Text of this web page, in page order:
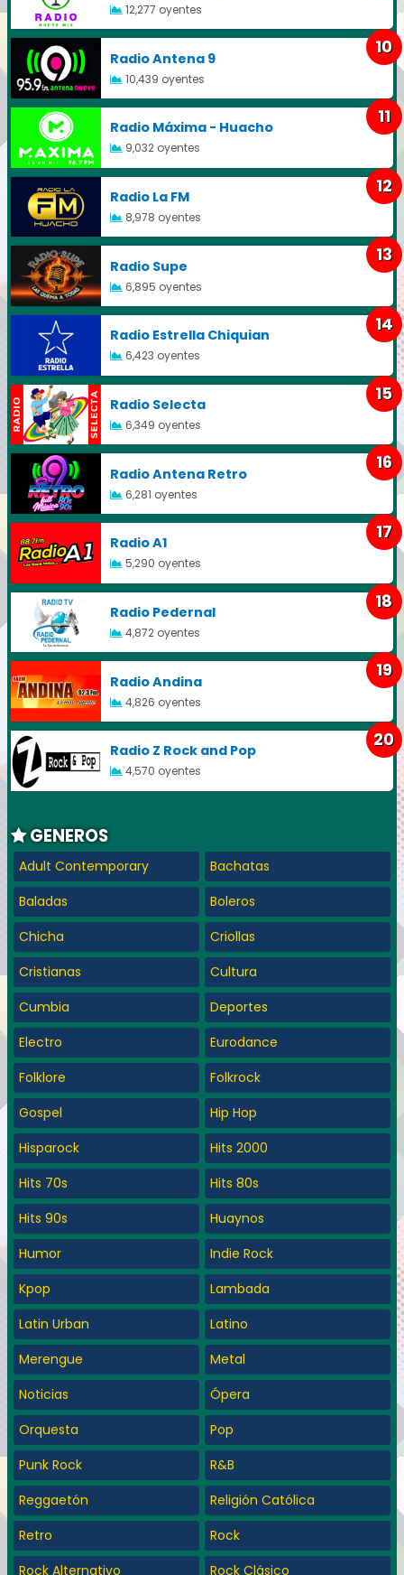
12,277 oyentes
Radio Antena 9
10,439 oyentes
10
Radio Máxima - Huacho
9,032 oyentes
11
Radio La FM
8,978 oyentes
12
Radio Supe
6,895 oyentes
13
Radio Estrella Chiquian
6,423 oyentes
14
Radio Selecta
6,349 oyentes
15
Radio Antena Retro
6,281 oyentes
16
Radio A1
5,290 oyentes
17
Radio Pedernal
4,872 oyentes
18
Radio Andina
4,826 oyentes
19
Radio Z Rock and Pop
4,570 oyentes
20
GENEROS
Adult Contemporary
Bachatas
Baladas
Boleros
Chicha
Criollas
Cristianas
Cultura
Cumbia
Deportes
Electro
Eurodance
Folklore
Folkrock
Gospel
Hip Hop
Hisparock
Hits 2000
Hits 70s
Hits 80s
Hits 90s
Huaynos
Humor
Indie Rock
Kpop
Lambada
Latin Urban
Latino
Merengue
Metal
Noticias
Ópera
Orquesta
Pop
Punk Rock
R&B
Reggaetón
Religión Católica
Retro
Rock
Rock Alternativo
Rock Clásico